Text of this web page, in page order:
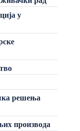
у
решења
производа